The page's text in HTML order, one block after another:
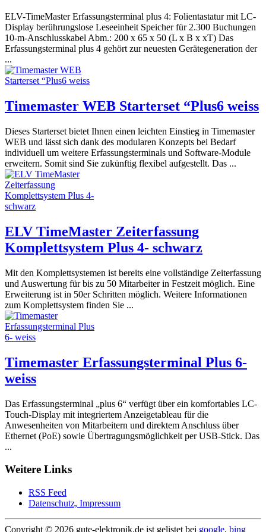
ELV-TimeMaster Erfassungsterminal plus 4: Folientastatur mit LC-
Display berührungslose Leseeinheit Speicher für 2.300 Buchungen
10-m-Anschlusskabel Abm.: 200 x 65 x 50 (L x B x xT) Das
Erfassungsterminal plus 4 gehört zur neuesten Gerätegeneration der
...
Timemaster WEB Starterset “Plus6 weiss
Dieses Starterset bietet Ihnen einen leichten Einstieg in Timemaster
WEB und lässt sich dank des modularen Konzepts bei Bedarf
individuell um weitere Erfassungsterminals und Software-Module
erweitern. Somit sind Sie zukünftig flexibel aufgestellt. Das ...
ELV TimeMaster Zeiterfassung
Komplettsystem Plus 4- schwarz
Mit den Komplettsystemen ist bereits eine vollständige Zeiterfassung
und Auswertung für bis zu 50 Mitarbeiter in Festzeit möglich. Eine
Erweiterung ist in 50er Schritten möglich. Weitere Informationen
zum Komplettsystem finden Sie ...
Timemaster Erfassungsterminal Plus 6-
weiss
Das Erfassungsterminal „plus 6“ verfügt über ein komfortables LC-
Touch-Display mit integriertem Anzeigetableau für die
Anwesenheiten von Mitarbeitern und direktem Anschluss über
Ethernet (PoE) sowie Übertragungsmöglichkeit per USB-Stick. Das
...
Weitere Links
RSS Feed
Datenschutz, Impressum
Copyright © 2026 gute-elektronik.de ist gelistet bei google, bing